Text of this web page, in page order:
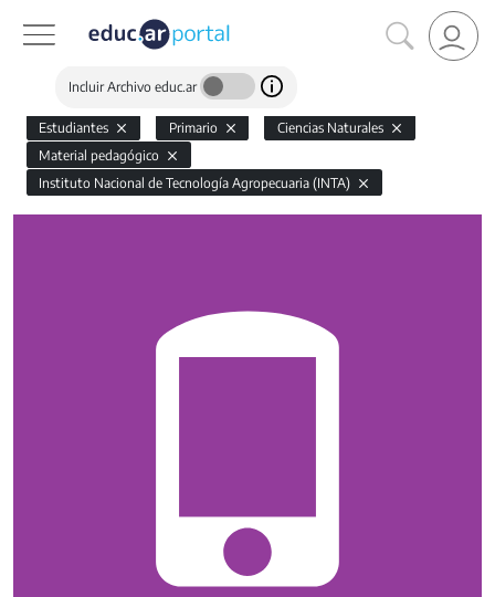
Incluir Archivo educ.ar
Estudiantes Primario
Ciencias Naturales
Material pedagógico
Instituto Nacional de Tecnología Agropecuaria (INTA)